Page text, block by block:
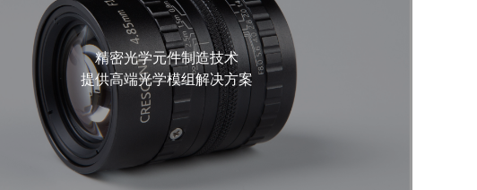
精密光学元件制造技术
提供高端光学模组解决方案